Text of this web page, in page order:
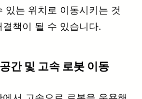
있는 위치로 이동시키는 것
책이 될 수 있습니다.
간 및 고속 로봇 이동